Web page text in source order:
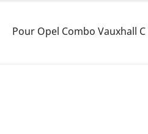
Pour Opel Combo Vauxhall